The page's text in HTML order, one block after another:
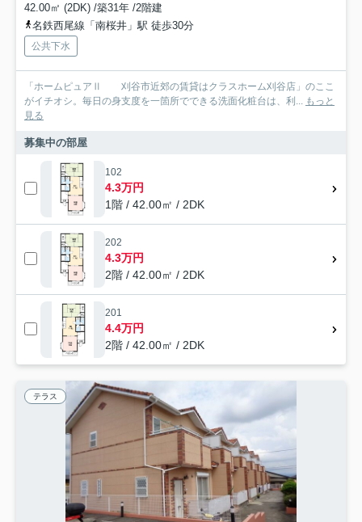
42.00㎡ (2DK) /築31年 /2階建
名鉄西尾線「南桜井」駅 徒歩30分
公共下水
「ホームピュアⅡ 刈谷市近郊の賃貸はクラスホーム刈谷店」のここ
がイチオシ。毎日の身支度を一箇所でできる洗面化粧台は、利...
もっと
見る
募集中の部屋
102
4.3万円
1階 / 42.00㎡ / 2DK
202
4.3万円
2階 / 42.00㎡ / 2DK
201
4.4万円
2階 / 42.00㎡ / 2DK
テラス